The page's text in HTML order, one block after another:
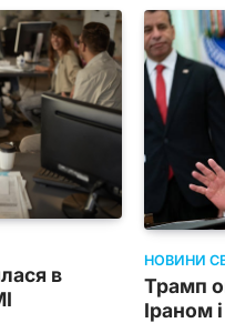
в
НОВИНИ
Трамп
Іраном